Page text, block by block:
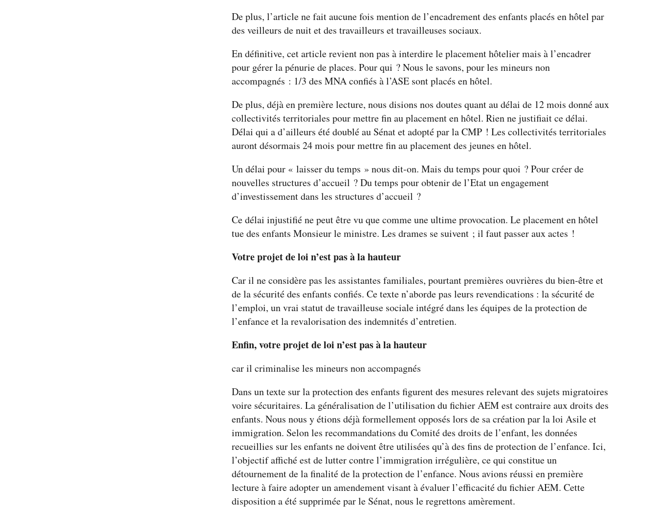
De plus, l’article ne fait aucune fois mention de l’encadrement des enfants placés en hôtel par
des veilleurs de nuit et des travailleurs et travailleuses sociaux.
En définitive, cet article revient non pas à interdire le placement hôtelier mais à l’encadrer
pour gérer la pénurie de places. Pour qui ? Nous le savons, pour les mineurs non
accompagnés : 1/3 des MNA confiés à l’ASE sont placés en hôtel.
De plus, déjà en première lecture, nous disions nos doutes quant au délai de 12 mois donné aux
collectivités territoriales pour mettre fin au placement en hôtel. Rien ne justifiait ce délai.
Délai qui a d’ailleurs été doublé au Sénat et adopté par la CMP ! Les collectivités territoriales
auront désormais 24 mois pour mettre fin au placement des jeunes en hôtel.
Un délai pour « laisser du temps » nous dit-on. Mais du temps pour quoi ? Pour créer de
nouvelles structures d’accueil ? Du temps pour obtenir de l’Etat un engagement
d’investissement dans les structures d’accueil ?
Ce délai injustifié ne peut être vu que comme une ultime provocation. Le placement en hôtel
tue des enfants Monsieur le ministre. Les drames se suivent ; il faut passer aux actes !
Votre projet de loi n’est pas à la hauteur
Car il ne considère pas les assistantes familiales, pourtant premières ouvrières du bien-être et
de la sécurité des enfants confiés. Ce texte n’aborde pas leurs revendications : la sécurité de
l’emploi, un vrai statut de travailleuse sociale intégré dans les équipes de la protection de
l’enfance et la revalorisation des indemnités d’entretien.
Enfin, votre projet de loi n’est pas à la hauteur
car il criminalise les mineurs non accompagnés
Dans un texte sur la protection des enfants figurent des mesures relevant des sujets migratoires
voire sécuritaires. La généralisation de l’utilisation du fichier AEM est contraire aux droits des
enfants. Nous nous y étions déjà formellement opposés lors de sa création par la loi Asile et
immigration. Selon les recommandations du Comité des droits de l’enfant, les données
recueillies sur les enfants ne doivent être utilisées qu’à des fins de protection de l’enfance. Ici,
l’objectif affiché est de lutter contre l’immigration irrégulière, ce qui constitue un
détournement de la finalité de la protection de l’enfance. Nous avions réussi en première
lecture à faire adopter un amendement visant à évaluer l’efficacité du fichier AEM. Cette
disposition a été supprimée par le Sénat, nous le regrettons amèrement.